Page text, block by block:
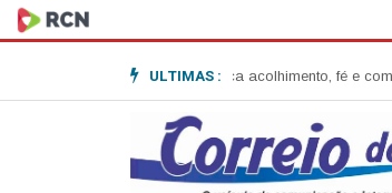
ULTIMAS :
Garibaldi e destaca acolhimento, fé e